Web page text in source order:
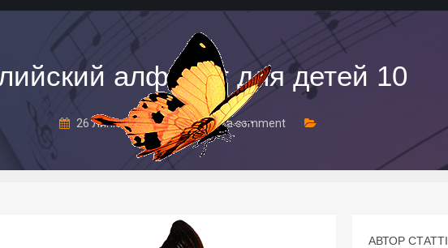
алфавит для детей 10
26 Липня, 2017 Leave a comment
АВТОР СТАТТІ